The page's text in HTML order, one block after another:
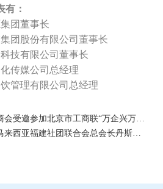
有：
团董事长
团股份有限公司董事长
技有限公司董事长
传媒公司总经理
管理有限公司总经理
加北京市工商联“万企兴万村”行动京郊行顺义区专场活动
福建社团联合会总会长丹斯里林福山一行到访商会交流